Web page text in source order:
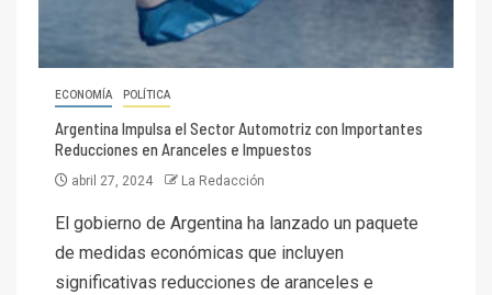
ECONOMÍA POLÍTICA
Argentina Impulsa el Sector Automotriz con Importantes
Reducciones en Aranceles e Impuestos
abril 27, 2024 La Redacción
El gobierno de Argentina ha lanzado un paquete
de medidas económicas que incluyen
significativas reducciones de aranceles e